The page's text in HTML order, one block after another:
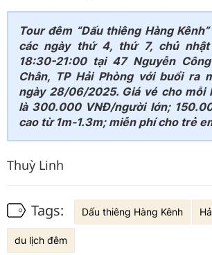
Tour đêm “Dấu thiêng Hàng
các ngày thứ 4, thứ 7, chủ
18:30-21:00 tại 47 Nguyễn
Chân, TP Hải Phòng với buổi ra
ngày 28/06/2025. Giá vé cho mỗi
là 300.000 VNĐ/người lớn;
cao từ 1m-1.3m; miễn phí cho trẻ
Thuỳ Linh
Tags: Dấu thiêng Hàng Kênh
du lịch đêm